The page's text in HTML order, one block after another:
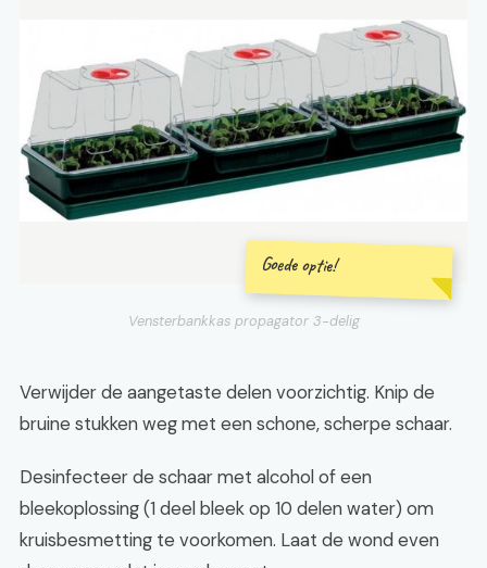
Goede optie!
Vensterbankkas propagator 3-delig
Verwijder de aangetaste delen voorzichtig. Knip de
bruine stukken weg met een schone, scherpe schaar.
Desinfecteer de schaar met alcohol of een
bleekoplossing (1 deel bleek op 10 delen water) om
kruisbesmetting te voorkomen. Laat de wond even